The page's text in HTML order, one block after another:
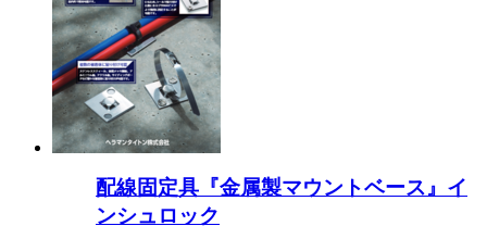
配線固定具『金属製マウントベース』イ
ンシュロック